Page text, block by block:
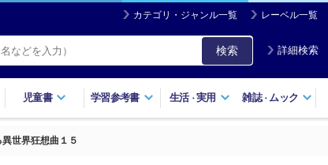
カテゴリ・ジャンル一覧 レーベル一覧
検索 詳細検索
児童書 学習参考書 生活・実用 雑誌・ ムック
世界狂想曲１５